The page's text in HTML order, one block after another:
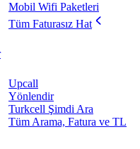
Mobil Wifi Paketleri
Tüm Faturasız Hat
Upcall
Yönlendir
Turkcell Şimdi Ara
Tüm Arama, Fatura ve TL